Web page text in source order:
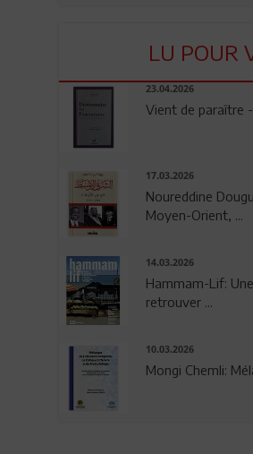
LU POUR
23.04.2026
Vient de paraître -
17.03.2026
Noureddine
Moyen-Orient, ...
14.03.2026
Hammam-Lif:
retrouver ...
10.03.2026
Mongi Chemli: